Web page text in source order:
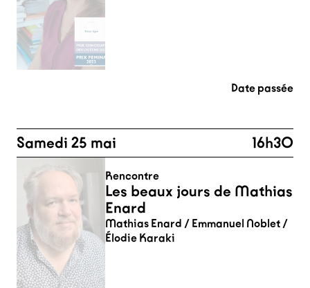
Date passée
Samedi 25 mai 16h30
Rencontre
Les beaux jours de Mathias
Enard
Mathias Enard / Emmanuel Noblet /
Élodie Karaki